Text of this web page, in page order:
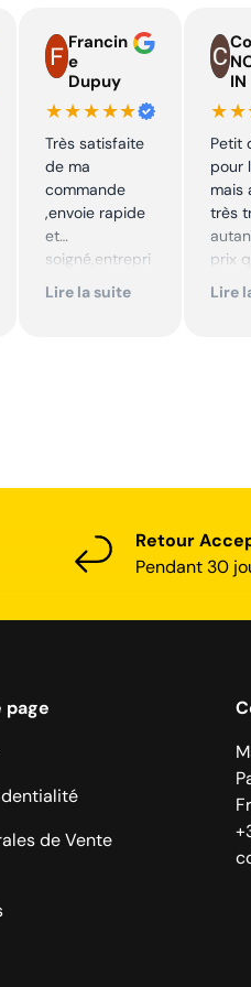
Francin
e
Dupuy
★★★★★
Très satisfaite
de ma
commande
,envoie rapide
et
soigné,entrepri
se sérieuse
Lire la suite
IN
Petit
pour
mais
très
prix
Lire
Retour
Pendant 30
page
de Vente